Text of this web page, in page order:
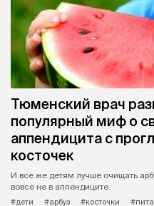
Тюменский врач
популярный миф о
аппендицита с
косточек
И все же детям лучше очищать
вовсе не в аппендиците.
#дети
#арбуз #косточки